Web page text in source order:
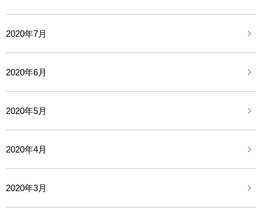
2020年7月
2020年6月
2020年5月
2020年4月
2020年3月